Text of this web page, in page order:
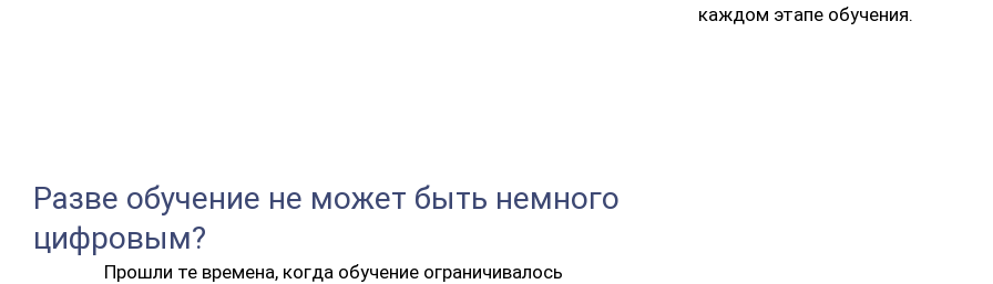
каждом этапе обучения.
Разве обучение не может быть немного
цифровым?
Прошли те времена, когда обучение ограничивалось